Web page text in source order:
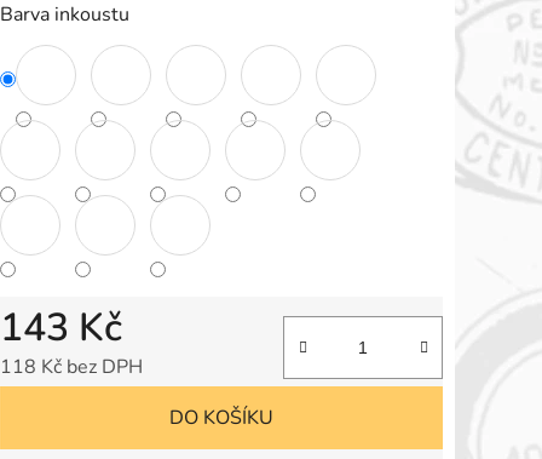
hvězdiček.
Barva inkoustu
143 Kč
118 Kč bez DPH
DO KOŠÍKU